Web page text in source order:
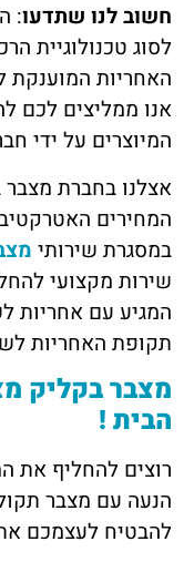
חשוב לנו שתדעו:
לסוג טכנולוגיית
האחריות המוענקת
אנו ממליצים לכם
המיוצרים על ידי
אצלנו בחברת מצבר
המחירים
במסגרת שירותי
שירות מקצועי
המגיע עם אחריות
תקופת האחריות
הבית !
רוצים להחליף את
הנעה עם מצבר
להבטיח לעצמכם